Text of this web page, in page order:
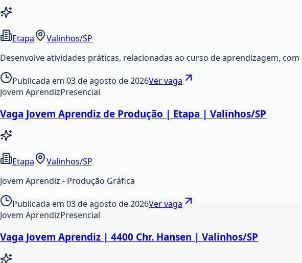
Etapa
Valinhos/SP
Desenvolve atividades práticas, relacionadas ao curso de aprendizagem,
Publicada em 03 de agosto de 2026Ver vaga
Jovem AprendizPresencial
Vaga Jovem Aprendiz de Produção | Etapa | Valinhos/SP
Etapa
Valinhos/SP
Jovem Aprendiz - Produção Gráfica
Publicada em 03 de agosto de 2026Ver vaga
Jovem AprendizPresencial
Vaga Jovem Aprendiz | 4400 Chr. Hansen | Valinhos/SP